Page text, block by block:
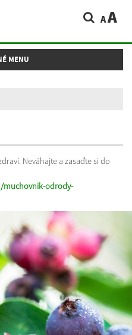
AA
MENU
Neváhajte a zasaďte si do
muchovnik-odrody-